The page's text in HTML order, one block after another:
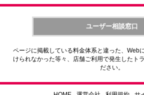
ユーザー相談窓口
ページに掲載している料金体系と違った、Web
けられなかった等々、店舗ご利用で発生したト
ださい。